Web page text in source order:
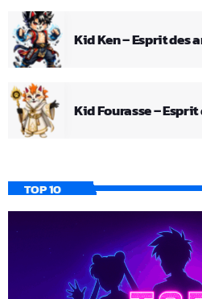
Kid Ken – Esprit des
Kid Fourasse –
TOP 10